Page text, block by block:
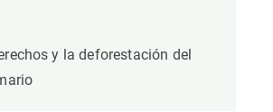
y la deforestación del